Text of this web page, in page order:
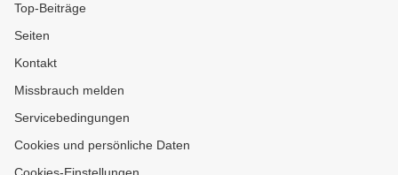
Top-Beiträge
Seiten
Kontakt
Missbrauch melden
Servicebedingungen
Cookies und persönliche Daten